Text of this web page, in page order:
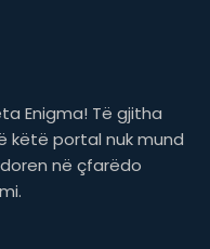
Enigma! Të gjitha
këtë portal nuk mund
në çfarëdo